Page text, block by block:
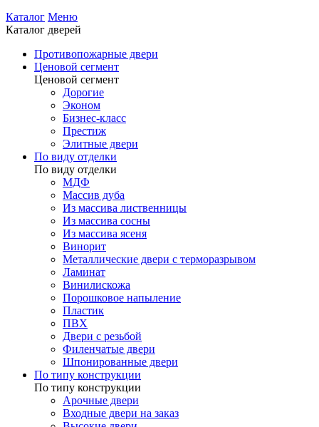
Каталог Меню
Каталог дверей
Противопожарные двери
Ценовой сегмент
Ценовой сегмент
Дорогие
Эконом
Бизнес-класс
Престиж
Элитные двери
По виду отделки
По виду отделки
МДФ
Массив дуба
Из массива лиственницы
Из массива сосны
Из массива ясеня
Винорит
Металлические двери с терморазрывом
Ламинат
Винилискожа
Порошковое напыление
Пластик
ПВХ
Двери с резьбой
Филенчатые двери
Шпонированные двери
По типу конструкции
По типу конструкции
Арочные двери
Входные двери на заказ